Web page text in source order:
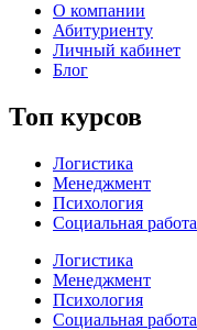
О компании
Абитуриенту
Личный кабинет
Блог
Топ курсов
Логистика
Менеджмент
Психология
Социальная работа
Логистика
Менеджмент
Психология
Социальная работа